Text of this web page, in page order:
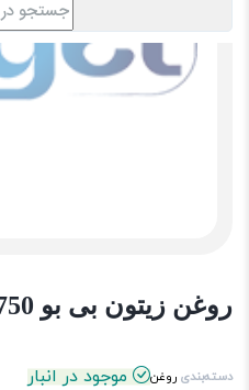
روغن زیتون بی بو 750 سی سی ارگت
دسته‌بندی روغن موجود در انبار